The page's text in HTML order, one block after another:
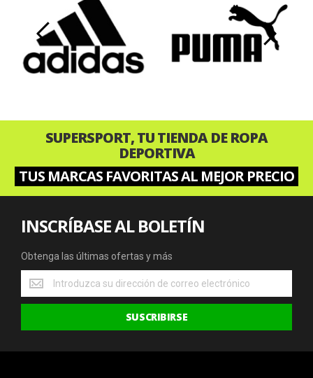
‹ ›
SUPERSPORT, TU TIENDA DE ROPA
DEPORTIVA
TUS MARCAS FAVORITAS AL MEJOR PRECIO
INSCRÍBASE AL BOLETÍN
Obtenga las últimas ofertas y más
Obtenga
las
últimas
y
SUSCRIBIRSE